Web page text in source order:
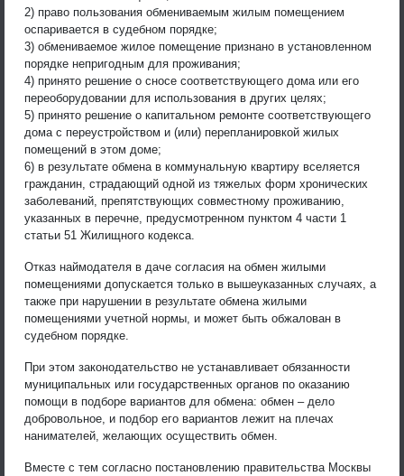
2) право пользования обмениваемым жилым помещением
оспаривается в судебном порядке;
3) обмениваемое жилое помещение признано в установленном
порядке непригодным для проживания;
4) принято решение о сносе соответствующего дома или его
переоборудовании для использования в других целях;
5) принято решение о капитальном ремонте соответствующего
дома с переустройством и (или) перепланировкой жилых
помещений в этом доме;
6) в результате обмена в коммунальную квартиру вселяется
гражданин, страдающий одной из тяжелых форм хронических
заболеваний, препятствующих совместному проживанию,
указанных в перечне, предусмотренном пунктом 4 части 1
статьи 51 Жилищного кодекса.
Отказ наймодателя в даче согласия на обмен жилыми
помещениями допускается только в вышеуказанных случаях, а
также при нарушении в результате обмена жилыми
помещениями учетной нормы, и может быть обжалован в
судебном порядке.
При этом законодательство не устанавливает обязанности
муниципальных или государственных органов по оказанию
помощи в подборе вариантов для обмена: обмен – дело
добровольное, и подбор его вариантов лежит на плечах
нанимателей, желающих осуществить обмен.
Вместе с тем согласно постановлению правительства Москвы